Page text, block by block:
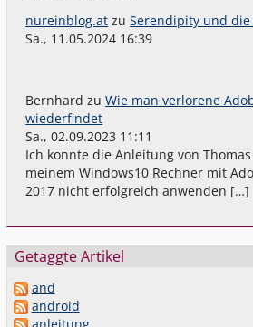
nureinblog.at zuSerendipity und die
Sa., 11.05.2024 16:39
Bernhard zuWie man verlorene
wiederfindet
Sa., 02.09.2023 11:11
Ich konnte die Anleitung von
meinem Windows10 Rechner mit
2017 nicht erfolgreich anwenden […]
Getaggte Artikel
and
android